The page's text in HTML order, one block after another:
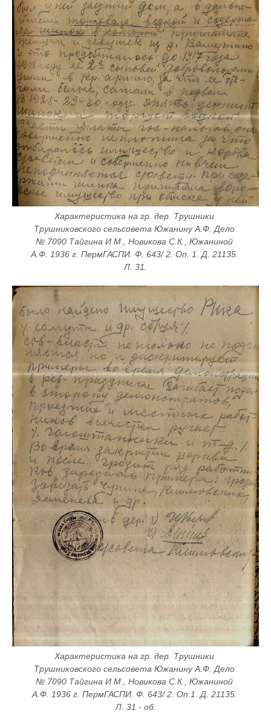
Характеристика на гр. дер. Трушники
Трушниковского сельсовета Южанину А.Ф. Дело
№ 7090 Тайгина И.М., Новикова С.К., Южаниной
А.Ф. 1936 г. ПермГАСПИ. Ф. 643/ 2. Оп. 1. Д. 21135.
Л. 31.
Характеристика на гр. дер. Трушники
Трушниковского сельсовета Южанину А.Ф. Дело
№ 7090 Тайгина И.М., Новикова С.К., Южаниной
А.Ф. 1936 г. ПермГАСПИ. Ф. 643/ 2. Оп.1. Д. 21135.
Л. 31 - об.